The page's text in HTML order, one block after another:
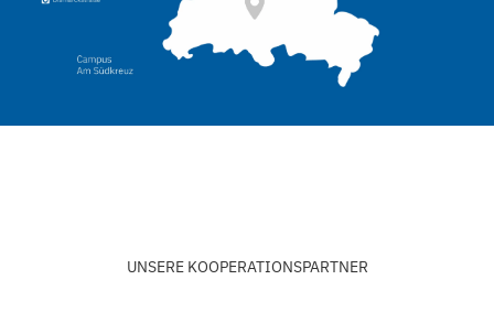
UNSERE KOOPERATIONSPARTNER